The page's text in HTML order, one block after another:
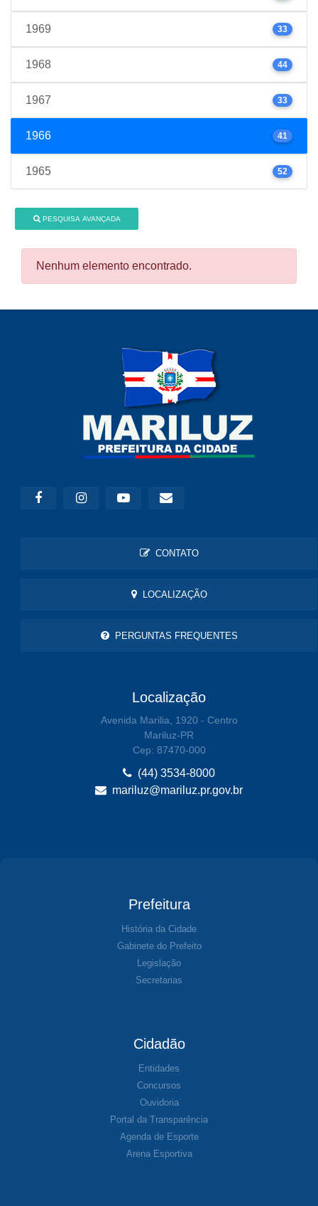
1969 33
1968 44
1967 33
1966 41
1965 52
PESQUISA AVANÇADA
Nenhum elemento encontrado.
CONTATO
LOCALIZAÇÃO
PERGUNTAS FREQUENTES
Localização
Avenida Marilia, 1920 - Centro
Mariluz-PR
Cep: 87470-000
(44) 3534-8000
mariluz@mariluz.pr.gov.br
Prefeitura
História da Cidade
Gabinete do Prefeito
Legislação
Secretarias
Cidadão
Entidades
Concursos
Ouvidoria
Portal da Transparência
Agenda de Esporte
Arena Esportiva